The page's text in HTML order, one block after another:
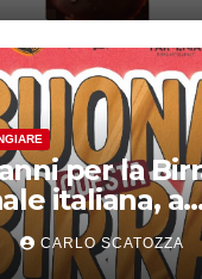
per la
italiana, a
d’arco
con birra
CARLO SCATOZZA